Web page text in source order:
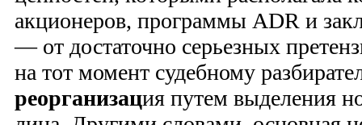
акционеров, программы ADR и
— от достаточно серьезных
на тот момент судебному
реорганизация путем выделения